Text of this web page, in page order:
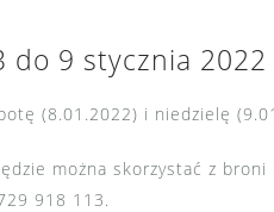
do 9 stycznia 2022
(8.01.2022) i niedzielę
można skorzystać z
918 113.